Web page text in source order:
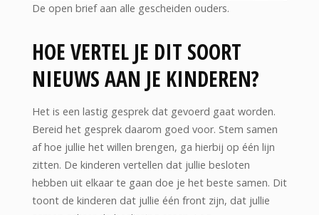
De open brief aan alle gescheiden ouders.
HOE VERTEL JE DIT SOORT
NIEUWS AAN JE KINDEREN?
Het is een lastig gesprek dat gevoerd gaat worden.
Bereid het gesprek daarom goed voor. Stem samen
af hoe jullie het willen brengen, ga hierbij op één lijn
zitten. De kinderen vertellen dat jullie besloten
hebben uit elkaar te gaan doe je het beste samen. Dit
toont de kinderen dat jullie één front zijn, dat jullie